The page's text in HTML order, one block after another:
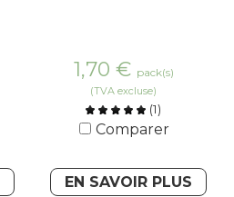
1,70 € pack(s)
(TVA excluse)
(1)
Comparer
EN SAVOIR PLUS